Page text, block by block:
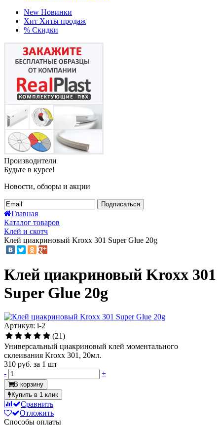
New Новинки
Хит Хиты продаж
% Скидки
Производители
Будьте в курсе!
Новости, обзоры и акции
Подписаться
Главная
Каталог товаров
Клей и скотч
Клей циакриновый Kroxx 301 Super Glue 20g
Клей циакриновый Kroxx 301
Super Glue 20g
Артикул: i-2
(21)
Универсальный циакриновый клей моментального
склеивания Kroxx 301, 20мл.
310 руб. за 1 шт
-
+
В корзину
Купить в 1 клик
Сравнить
Отложить
Способы оплаты